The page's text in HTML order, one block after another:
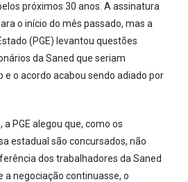
próximos 30 anos. A assinatura
o início do mês passado, mas a
(PGE) levantou questões
da Saned que seriam
e o acordo acabou sendo adiado por
a PGE alegou que, como os
estadual são concursados, não
dos trabalhadores da Saned
a negociação continuasse, o